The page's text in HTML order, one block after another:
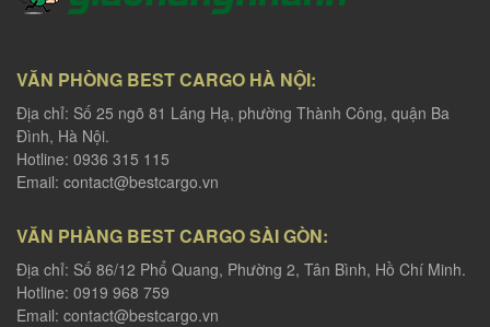
VĂN PHÒNG BEST CARGO HÀ NỘI:
Địa chỉ: Số 25 ngõ 81 Láng Hạ, phường Thành Công, quận Ba
Đình, Hà Nội.
Hotline: 0936 315 115
Email: contact@bestcargo.vn
VĂN PHÀNG BEST CARGO SÀI GÒN:
Địa chỉ: Số 86/12 Phổ Quang, Phường 2, Tân Bình, Hồ Chí Minh.
Hotline: 0919 968 759
Email: contact@bestcargo.vn